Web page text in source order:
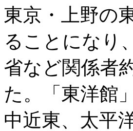
東京・上野の
ることになり
省など関係者
た。「東洋館
中近東、太平